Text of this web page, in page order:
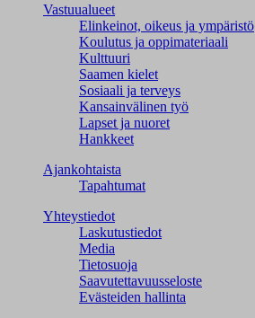
Vastuualueet
Elinkeinot, oikeus ja ympäristö
Koulutus ja oppimateriaali
Kulttuuri
Saamen kielet
Sosiaali ja terveys
Kansainvälinen työ
Lapset ja nuoret
Hankkeet
Ajankohtaista
Tapahtumat
Yhteystiedot
Laskutustiedot
Media
Tietosuoja
Saavutettavuusseloste
Evästeiden hallinta